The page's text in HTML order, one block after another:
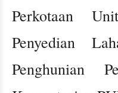
Perkotaan
Penyedian
Penghunian